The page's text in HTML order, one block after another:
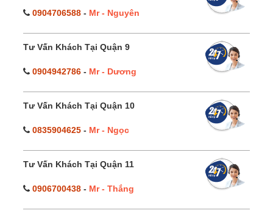
0904706588 - Mr - Nguyên
Tư Vấn Khách Tại Quận 9
0904942786 - Mr - Dương
Tư Vấn Khách Tại Quận 10
0835904625 - Mr - Ngọc
Tư Vấn Khách Tại Quận 11
0906700438 - Mr - Thắng